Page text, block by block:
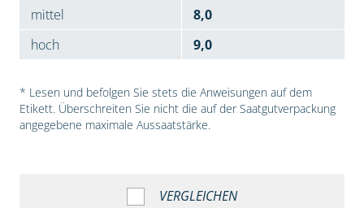
mittel
8,0
hoch
9,0
* Lesen und befolgen Sie stets die Anweisungen auf dem
Etikett. Überschreiten Sie nicht die auf der Saatgutverpackung
angegebene maximale Aussaatstärke.
VERGLEICHEN